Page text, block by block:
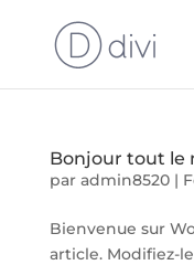
Bonjour tout le
par admin8520|
Bienvenue sur
article. Modifiez-